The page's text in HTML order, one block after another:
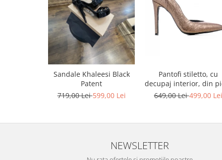
Sandale Khaleesi Black
Patent
719,00 Lei599,00 Lei
Pantofi stiletto, cu
decupaj interior, din
bronz
649,00 Lei499,00 Lei
NEWSLETTER